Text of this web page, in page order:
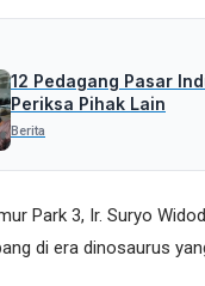
12 Pedagang Pasar
Periksa Pihak Lain
Berita
Park 3, Ir. Suryo
di era dinosaurus